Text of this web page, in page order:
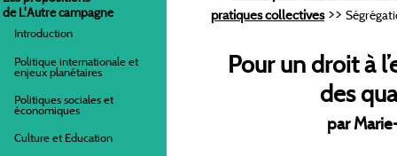
de L'Autre campagne
Introduction
Politique internationale et
enjeux planétaires
Politiques sociales et
économiques
Culture et Education
pratiques collectives>>
Pour un droit à
des
par